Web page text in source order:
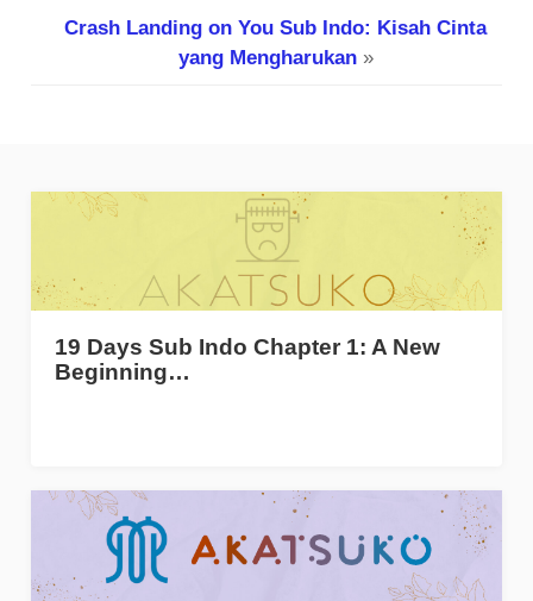
Crash Landing on You Sub Indo: Kisah Cinta
yang Mengharukan»
19 Days Sub Indo Chapter 1: A New
Beginning…